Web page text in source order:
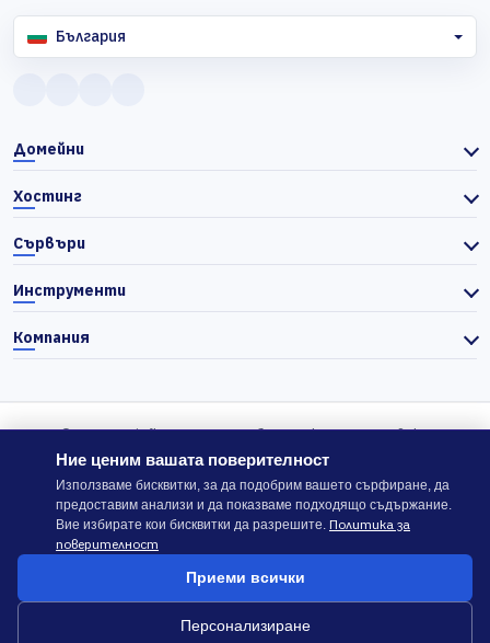
България
Домейни
Хостинг
Сървъри
Инструменти
Компания
© 2026 Actiefhost. Съгласно българското търговско
законодателство цените в сайта се показват без ДДС, а ДДС се
изчислява отделно при завършване на поръчката, когато е
приложимо.
ACTIEFHOST LTD,
Ние ценим вашата поверителност
Използваме бисквитки, за да подобрим вашето сърфиране, да
предоставим анализи и да показваме подходящо съдържание.
Вие избирате кои бисквитки да разрешите. Политика за
поверителност
Приеми всички
Персонализиране